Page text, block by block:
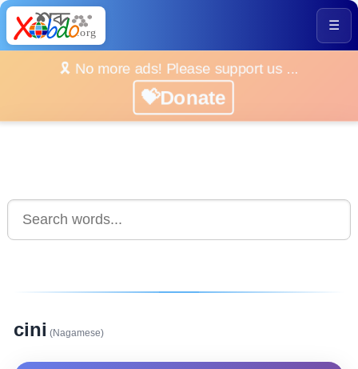
☰
🎗️ No more ads! Please support us ...
💝Donate
cini (Nagamese)